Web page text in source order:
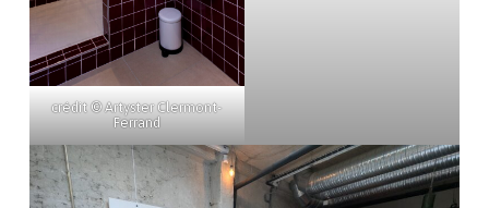
crédit © Artyster Clermont-
Ferrand